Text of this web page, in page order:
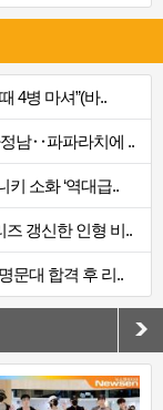
4병 마셔”(바..
남‥파파라치에 ..
소화 ‘역대급..
갱신한 인형 비..
문대 합격 후 리..